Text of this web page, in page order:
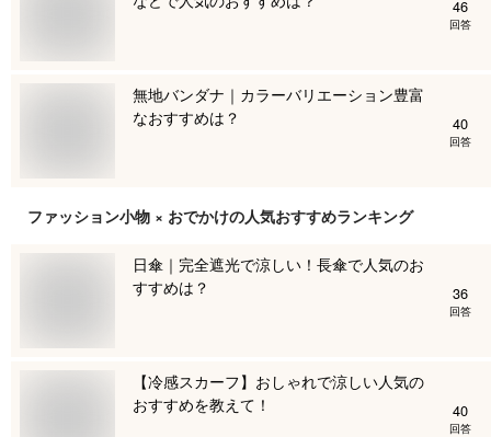
46
回答
無地バンダナ｜カラーバリエーション豊富
なおすすめは？
40
回答
ファッション小物 × おでかけの人気おすすめランキング
日傘｜完全遮光で涼しい！長傘で人気のお
すすめは？
36
回答
【冷感スカーフ】おしゃれで涼しい人気の
おすすめを教えて！
40
回答